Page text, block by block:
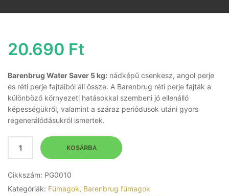
20.690 Ft
Barenbrug Water Saver 5 kg: nádképű csenkesz, angol perje
és réti perje fajtáiból áll össze. A Barenbrug réti perje fajták a
különböző környezeti hatásokkal szembeni jó ellenálló
képességükről, valamint a száraz periódusok utáni gyors
regenerálódásukról ismertek.
KOSÁRBA
Cikkszám: PG0010
Kategóriák: Fűmagok, Barenbrug fűmagok